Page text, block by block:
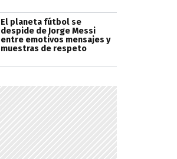
El planeta fútbol se
despide de Jorge Messi
entre emotivos mensajes y
muestras de respeto